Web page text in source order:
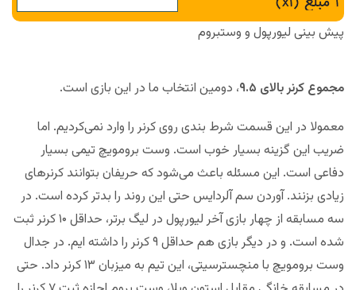
پیش بینی لیورپول و وستبروم
مجموع کرنر بالای ۹.۵
، دومین انتخاب ما در این بازی است.
معمولا در این قسمت شرط بندی روی کرنر را وارد نمی‌کردیم. اما
ضریب این گزینه بسیار خوب است. وست برومویچ تیمی بسیار
دفاعی است. این مسئله باعث می‌شود که حریفان بتوانند کرنرهای
زیادی بزنند. آوردن سم آلردایس حتی این روند را بدتر کرده است. در
سه مسابقه از چهار بازی آخر لیورپول در لیگ برتر، حداقل ۱۰ کرنر ثبت
شده است. و در دیگر بازی هم حداقل ۹ کرنر را داشته ایم. در جدال
وست برومویچ با منچسترسیتی، این تیم به میزبان ۱۳ کرنر داد. حتی